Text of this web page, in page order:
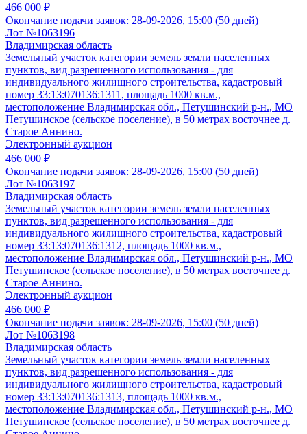
466 000 ₽
Окончание подачи заявок: 28-09-2026, 15:00 (50 дней)
Лот №1063196
Владимирская область
Земельный участок категории земель земли населенных
пунктов, вид разрешенного использования - для
индивидуального жилищного строительства, кадастровый
номер 33:13:070136:1311, площадь 1000 кв.м.,
местоположение Владимирская обл., Петушинский р-н., МО
Петушинское (сельское поселение), в 50 метрах восточнее д.
Старое Аннино.
Электронный аукцион
466 000 ₽
Окончание подачи заявок: 28-09-2026, 15:00 (50 дней)
Лот №1063197
Владимирская область
Земельный участок категории земель земли населенных
пунктов, вид разрешенного использования - для
индивидуального жилищного строительства, кадастровый
номер 33:13:070136:1312, площадь 1000 кв.м.,
местоположение Владимирская обл., Петушинский р-н., МО
Петушинское (сельское поселение), в 50 метрах восточнее д.
Старое Аннино.
Электронный аукцион
466 000 ₽
Окончание подачи заявок: 28-09-2026, 15:00 (50 дней)
Лот №1063198
Владимирская область
Земельный участок категории земель земли населенных
пунктов, вид разрешенного использования - для
индивидуального жилищного строительства, кадастровый
номер 33:13:070136:1313, площадь 1000 кв.м.,
местоположение Владимирская обл., Петушинский р-н., МО
Петушинское (сельское поселение), в 50 метрах восточнее д.